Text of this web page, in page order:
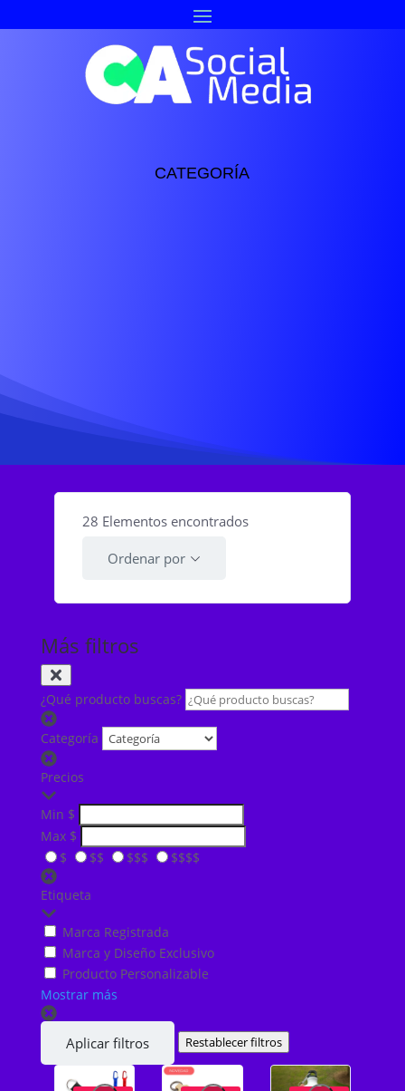
CATEGORÍA
28 Elementos encontrados
Ordenar por
Más filtros
¿Qué producto buscas?
Categoría
Precios
Min $
Max $
$
$$ $$$ $$$$
Etiqueta
Marca Registrada
Marca y Diseño Exclusivo
Producto Personalizable
Mostrar más
Aplicar filtros Restablecer filtros